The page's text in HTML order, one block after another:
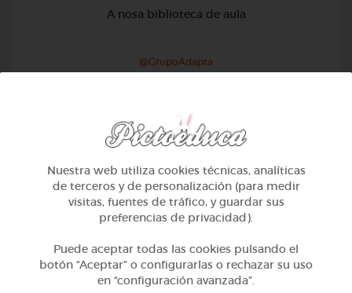
A nosa biblioteca de aula
@GrupoAdapta
Nuestra web utiliza cookies técnicas, analíticas
de terceros y de personalización (para medir
visitas, fuentes de tráfico, y guardar sus
preferencias de privacidad).
Puede aceptar todas las cookies pulsando el
botón “Aceptar” o configurarlas o rechazar su uso
en “configuración avanzada”.